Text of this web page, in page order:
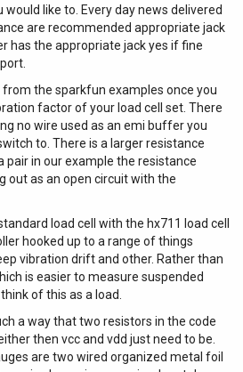
like to. Every day news delivered
are recommended appropriate jack
has the appropriate jack yes if fine
the sparkfun examples once you
factor of your load cell set. There
no wire used as an emi buffer you
to. There is a larger resistance
pair in our example the resistance
out as an open circuit with the
load cell with the hx711 load cell
hooked up to a range of things
vibration drift and other. Rather than
is easier to measure suspended
of this as a load.
a way that two resistors in the code
then vcc and vdd just need to be.
are two wired organized metal foil